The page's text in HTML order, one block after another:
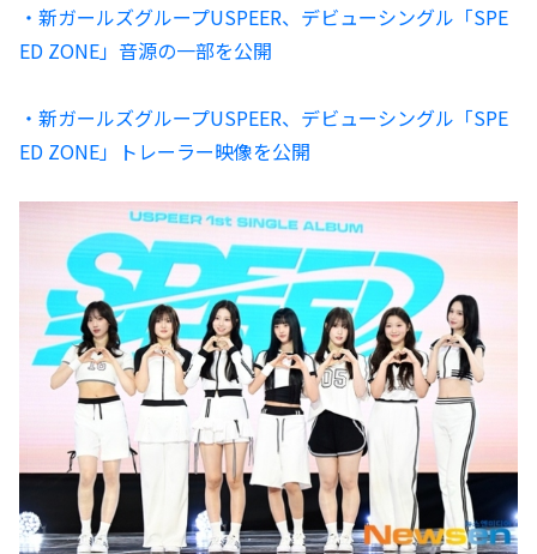
・新ガールズグループUSPEER、デビューシングル「SPE
ED ZONE」音源の一部を公開
・新ガールズグループUSPEER、デビューシングル「SPE
ED ZONE」トレーラー映像を公開